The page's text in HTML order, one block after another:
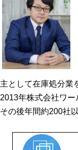
主として在庫処分業
2013年株式会社ワー
その後年間約200社